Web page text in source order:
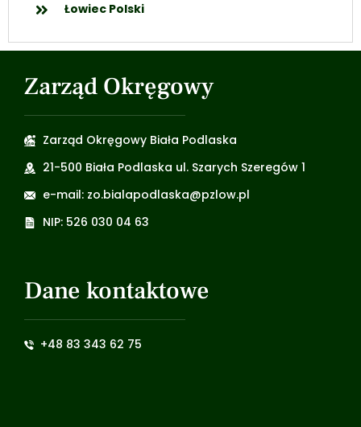
Łowiec Polski
Zarząd Okręgowy
Zarząd Okręgowy Biała Podlaska
21-500 Biała Podlaska ul. Szarych Szeregów 1
e-mail: zo.bialapodlaska@pzlow.pl
NIP: 526 030 04 63
Dane kontaktowe
+48 83 343 62 75